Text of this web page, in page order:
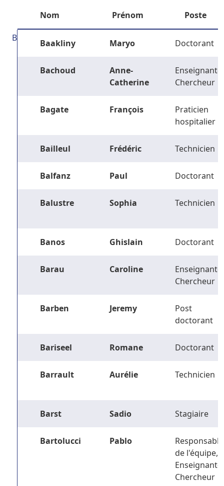
Nom Prénom Poste
B Baakliny Maryo Doctorant
Bachoud
Anne-
Catherine
Enseignant-
Chercheur
Bagate François
Praticien
hospitalier
Bailleul Frédéric Technicien
Balfanz Paul Doctorant
Balustre Sophia Technicien
Banos Ghislain Doctorant
Barau Caroline
Enseignant-
Chercheur
Barben Jeremy
Post
doctorant
Bariseel Romane Doctorant
Barrault Aurélie Technicien
Barst Sadio Stagiaire
Bartolucci Pablo
Responsable
de l'équipe,
Enseignant-
Chercheur